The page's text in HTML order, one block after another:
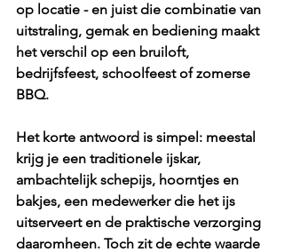
op locatie - en juist die combinatie van
uitstraling, gemak en bediening maakt
het verschil op een bruiloft,
bedrijfsfeest, schoolfeest of zomerse
BBQ.
Het korte antwoord is simpel: meestal
krijg je een traditionele ijskar,
ambachtelijk schepijs, hoorntjes en
bakjes, een medewerker die het ijs
uitserveert en de praktische verzorging
daaromheen. Toch zit de echte waarde